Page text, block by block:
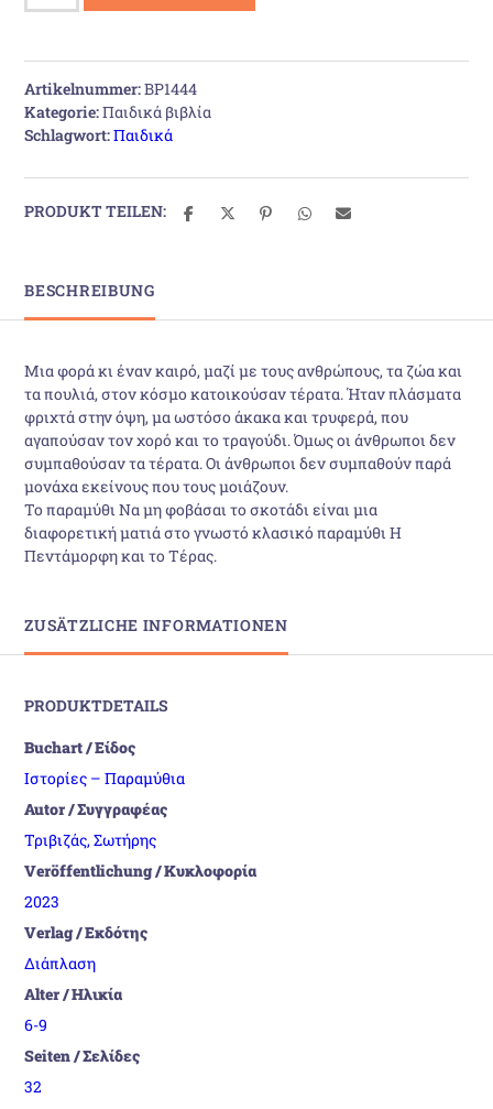
Menge
Artikelnummer:BP1444
Kategorie:Παιδικά βιβλία
Schlagwort:Παιδικά
PRODUKT TEILEN:
BESCHREIBUNG
Μια φορά κι έναν καιρό, µαζί µε τους ανθρώπους, τα ζώα και
τα πουλιά, στον κόσµο κατοικούσαν τέρατα. Ήταν πλάσµατα
φριχτά στην όψη, µα ωστόσο άκακα και τρυφερά, που
αγαπούσαν τον χορό και το τραγούδι. Όµως οι άνθρωποι δεν
συµπαθούσαν τα τέρατα. Οι άνθρωποι δεν συµπαθούν παρά
µονάχα εκείνους που τους µοιάζουν.
Το παραµύθι Να µη φοβάσαι το σκοτάδι είναι µια
διαφορετική µατιά στο γνωστό κλασικό παραµύθι Η
Πεντάµορφη και το Τέρας.
ZUSÄTZLICHE INFORMATIONEN
PRODUKTDETAILS
Buchart / Είδος
Ιστορίες – Παραμύθια
Autor / Συγγραφέας
Τριβιζάς, Σωτήρης
Veröffentlichung / Κυκλοφορία
2023
Verlag / Εκδότης
Διάπλαση
Alter / Ηλικία
6-9
Seiten / Σελίδες
32